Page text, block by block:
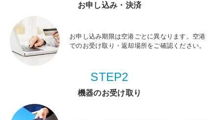
お申し込み・決済
お申し込み期限は空港ごとに異なります。空港
でのお受け取り・返却場所をご確認ください。
STEP2
機器のお受け取り